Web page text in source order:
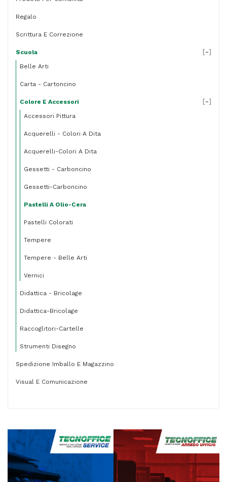
Regalo
Scrittura E Correzione
Scuola
Belle Arti
Carta - Cartoncino
Colore E Accessori
Accessori Pittura
Acquerelli - Colori A Dita
Acquerelli-Colori A Dita
Gessetti - Carboncino
Gessetti-Carboncino
Pastelli A Olio-Cera
Pastelli Colorati
Tempere
Tempere - Belle Arti
Vernici
[-]
Didattica - Bricolage
Didattica-Bricolage
Raccoglitori-Cartelle
Strumenti Disegno
[-]
Spedizione Imballo E Magazzino
Visual E Comunicazione